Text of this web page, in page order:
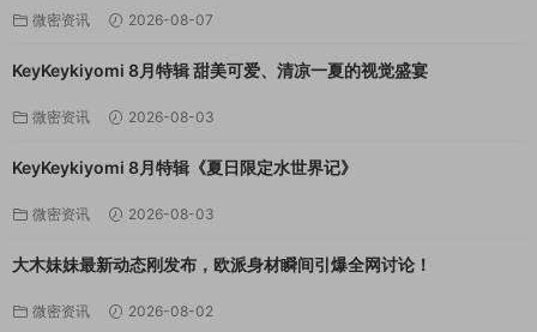
微密资讯 2026-08-07
KeyKeykiyomi 8月特辑 甜美可爱、清凉一夏的视觉盛宴
微密资讯 2026-08-03
KeyKeykiyomi 8月特辑《夏日限定水世界记》
微密资讯 2026-08-03
大木妹妹最新动态刚发布，欧派身材瞬间引爆全网讨论！
微密资讯 2026-08-02